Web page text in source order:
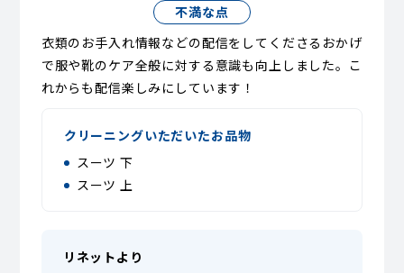
不満な点
衣類のお手入れ情報などの配信をしてくださるおかげ
で服や靴のケア全般に対する意識も向上しました。こ
れからも配信楽しみにしています！
クリーニングいただいたお品物
スーツ 下
スーツ 上
リネットより